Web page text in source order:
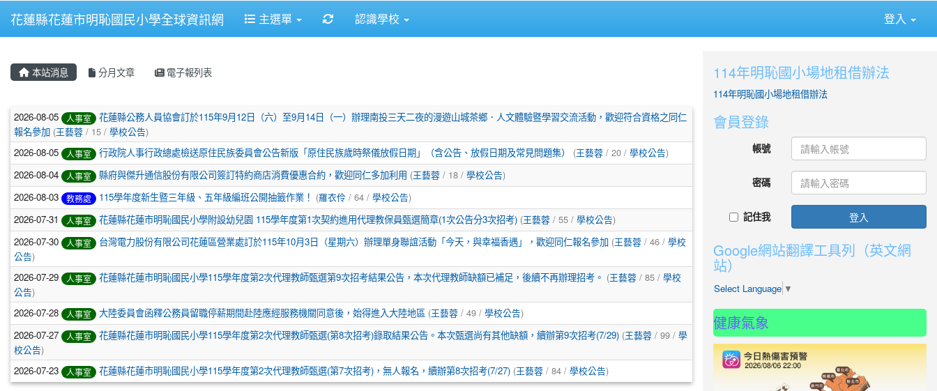
花蓮縣花蓮市明恥國民小學全球資訊網 主選單 重新取得佈景設定
認識學校 登入
本站消息 分月文章 電子報列表
文章列表
2026-08-05 人事室
花蓮縣公務人員協會訂於115年9月12日（六）至9月14日（一）辦理南投三天二夜的漫遊山城茶鄉．人文體驗暨學習交流活動，歡迎符合資格之同仁
報名參加 (王藝蓉 / 15 / 學校公告)
2026-08-05
人事室 行政院人事行政總處檢送原住民族委員會公告新版「原住民族歲時祭儀放假日期」（含公告、放假日期及常見問題集） (王藝蓉 / 20 / 學校公告)
2026-08-04
人事室 縣府與傑升通信股份有限公司簽訂特約商店消費優惠合約，歡迎同仁多加利用 (王藝蓉 / 18 / 學校公告)
2026-08-03
教務處 115學年度新生暨三年級、五年級編班公開抽籤作業！ (羅衣伶 / 64 / 學校公告)
2026-07-31
人事室 花蓮縣花蓮市明恥國民小學附設幼兒園 115學年度第1次契約進用代理教保員甄選簡章(1次公告分3次招考) (王藝蓉 / 55 / 學校公告)
2026-07-30
人事室 台灣電力股份有限公司花蓮區營業處訂於115年10月3日（星期六）辦理單身聯誼活動「今天，與幸福香遇」，歡迎同仁報名參加 (王藝蓉 / 46 / 學校
公告)
2026-07-29
人事室 花蓮縣花蓮市明恥國民小學115學年度第2次代理教師甄選第9次招考結果公告，本次代理教師缺額已補足，後續不再辦理招考。 (王藝蓉 / 85 / 學校
公告)
2026-07-28
人事室 大陸委員會函釋公務員留職停薪期間赴陸應經服務機關同意後，始得進入大陸地區 (王藝蓉 / 49 / 學校公告)
2026-07-27
人事室 花蓮縣花蓮市明恥國民小學115學年度第2次代理教師甄選(第8次招考)錄取結果公告。本次甄選尚有其他缺額，續辦第9次招考(7/29) (王藝蓉 / 99 / 學
校公告)
2026-07-23
人事室 花蓮縣花蓮市明恥國民小學115學年度第2次代理教師甄選(第7次招考)，無人報名，續辦第8次招考(7/27) (王藝蓉 / 84 / 學校公告)
114年明恥國小場地租借辦法
114年明恥國小場地租借辦法
會員登錄
帳號
密碼
記住我 登入
Google網站翻譯工具列（英文網
站）
Select Language ▼
健康氣象